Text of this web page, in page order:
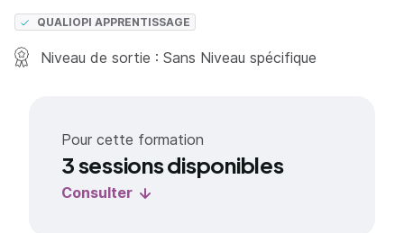
QUALIOPI APPRENTISSAGE
Niveau de sortie : Sans Niveau spécifique
Pour cette formation
3 sessions disponibles
Consulter